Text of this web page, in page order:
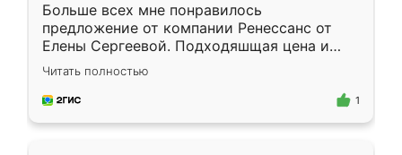
Больше всех мне понравилось
предложение от компании Ренессанс от
Елены Сергеевой. Подходяшщая цена и
короткие сроки изготовления. Приехавший
для замера сотрудник Владислав
предложил по моему эскизу самый
Читать полностью
1